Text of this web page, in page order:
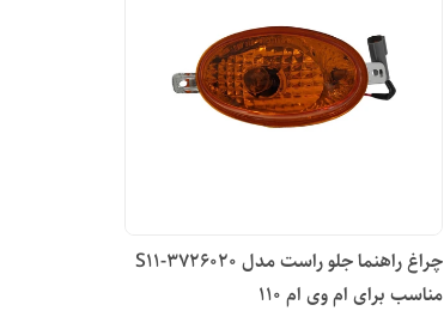
چراغ راهنما جلو راست مدل S11-3726020
مناسب برای ام وی ام 110